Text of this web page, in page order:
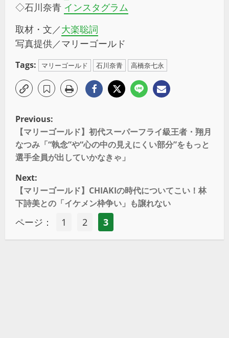
◇石川奈青 インスタグラム
取材・文／大楽聡詞
写真提供／マリーゴールド
Tags: マリーゴールド 石川奈青 高橋奈七永
Previous:
【マリーゴールド】初代スーパーフライ級王者・翔月
なつみ「“執念”や“心の中の見えにくい部分”をもっと
選手全員が出していかなきゃ」
Next:
【マリーゴールド】CHIAKIの時代についてこい！林
下詩美との「イケメン枠争い」も譲れない
ページ： 1 2 3